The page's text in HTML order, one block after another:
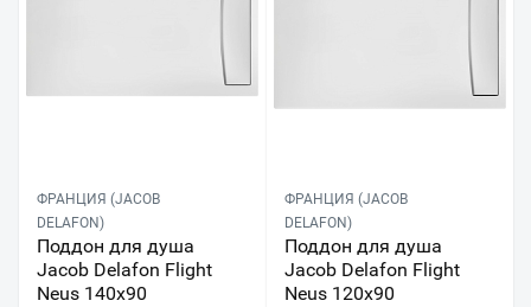
ФРАНЦИЯ (JACOB
DELAFON)
Поддон для душа
Jacob Delafon Flight
Neus 140х90
ФРАНЦИЯ (JACOB
DELAFON)
Поддон для душа
Jacob Delafon Flight
Neus 120х90